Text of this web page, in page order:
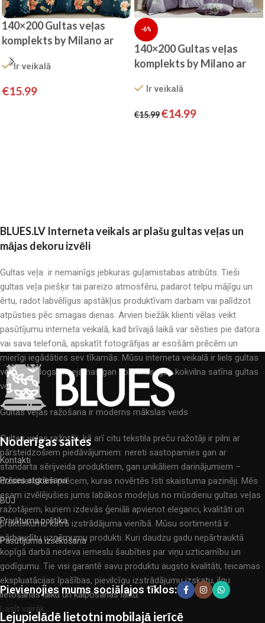
140×200 Gultas veļas
komplekts by Milano ar
palagu/ 100% KOKVILNA
SATĪNS
Ir veikalā
€15.99
-6%
140×200 Gultas veļas
komplekts by Milano ar
SATĪNS
Ir veikalā
€15.99€14.99
BLUES.LV Interneta veikals ar plašu gultas veļas un
mājas dekoru izvēli
Gultas veļa ir nemainīgs jebkuras guļamistabas atribūts. Tieši
gultas veļa piešķir tai pareizo atmosfēru, padarot telpu mājīgu un
ērtu, radot labvēlīgus apstākļus produktīvam darbam vai palīdzot
atpūsties pēc smagas dienas. Arvien biežāk klienti vēlas veikt
pasūtījumu interneta veikalā, kad brīvajā laikā var sēsties pie datora
vai sava telefonā, apskatīt fotogrāfijas ar esošām prēcēm un
mierīgi iegādāties sev tīkamās. Mūsu interneta veikalā ir liels gultas
veļas katalogs: pieejamas gan kokvilnas, gan kokvilna satīna gultas
veļas.
Gultas veļas ražošana ir moderns mākslas veids
Gultas veļas ražotāji, kā arī citu tekstila preču ražotāji ir pilni ar
pārsteidzošiem piedāvājumiem: nereti sastopamies gan ar
standarta sērijveida produktiem, gan unikāliem darinājumiem –
dizainieriskām prēcem, kuras novērtēs īsti skaistuma pazinēji. Mēs
esam izvēlējušies jums labākos modeļus no mūsdienu gultas veļas
ražotājiem, kuriem izdevās ģeniāli apvienot eleganci, kvalitāti un
praktiskumu katrā izstrādājuma vienībā. Mūsu sortimentā ir
pārbaudītu uzņēmumu produkti. Kuri daudzu gadu nepārtrauktā
kopīgā darbā nedeva iemeslu šaubīties par viņu uzticamību un
godīgumu. Tie visi garantē savu produktu augsto kvalitāti, teicamas
ekspluatācijas īpašības, pievilcīgu izstrādājumu izskatu, ilgu
lietošanas laiku un kalpošanas laiku.
Lasīt vairāk...
Noderīgas saites
Kontakti
Prēces atgriešana
BUJ
Privātuma politika
Pasūtījuma izsēkošana
Pievienojies mums sociālajos tīklos:
Lejupielādē lietotni mobilajā ierīcē